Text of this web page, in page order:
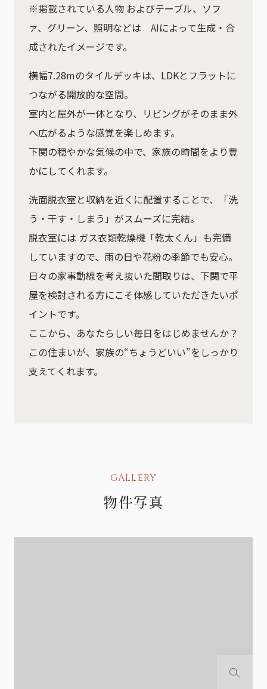
※掲載されている人物 およびテーブル、ソフ
ァ、グリーン、照明などは AIによって生成・合
成されたイメージです。
横幅7.28mのタイルデッキは、LDKとフラットに
つながる開放的な空間。
室内と屋外が一体となり、リビングがそのまま外
へ広がるような感覚を楽しめます。
下関の穏やかな気候の中で、家族の時間をより豊
かにしてくれます。
洗面脱衣室と収納を近くに配置することで、「洗
う・干す・しまう」がスムーズに完結。
脱衣室には ガス衣類乾燥機「乾太くん」も完備
していますので、雨の日や花粉の季節でも安心。
日々の家事動線を考え抜いた間取りは、下関で平
屋を検討される方にこそ体感していただきたいポ
イントです。
ここから、あなたらしい毎日をはじめませんか？
この住まいが、家族の“ちょうどいい”をしっかり
支えてくれます。
GALLERY
物件写真